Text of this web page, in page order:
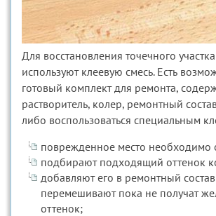
Для восстановления точечного
используют клеевую смесь. Есть
готовый комплект для ремонта,
растворитель, колер, ремонтный
либо воспользоваться специальным
поврежденное место необходимо
подбирают подходящий оттенок
добавляют его в ремонтный
перемешивают пока не получат
оттенок;